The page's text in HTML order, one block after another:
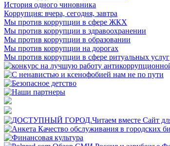
История одного чиновника
Коррупция: вчера, сегодня, завтра
Мы против коррупции в сфере ЖКХ
Мы против коррупции в здравоохранении
Мы против коррупции в образовании
Мы против коррупции на дорогах
Мы против коррупции в сфере ритуальных услуг